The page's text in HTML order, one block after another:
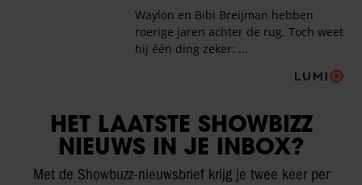
HET LAATSTE SHOWBIZZ
NIEUWS IN JE INBOX?
Met de Showbuzz-nieuwsbrief krijg je twee keer per